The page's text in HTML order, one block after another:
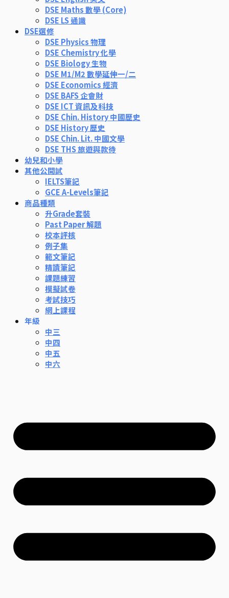
DSE Maths 數學 (Core)
DSE LS 通識
DSE選修
DSE Physics 物理
DSE Chemistry 化學
DSE Biology 生物
DSE M1/M2 數學延伸一/二
DSE Economics 經濟
DSE BAFS 企會財
DSE ICT 資訊及科技
DSE Chin. History 中國歷史
DSE History 歷史
DSE Chin. Lit. 中國文學
DSE THS 旅遊與款待
幼兒和小學
其他公開試
IELTS筆記
GCE A-Levels筆記
商品種類
升Grade套裝
Past Paper 解題
校本評核
例子集
範文筆記
精讀筆記
課題練習
模擬試卷
考試技巧
網上課程
年級
中三
中四
中五
中六